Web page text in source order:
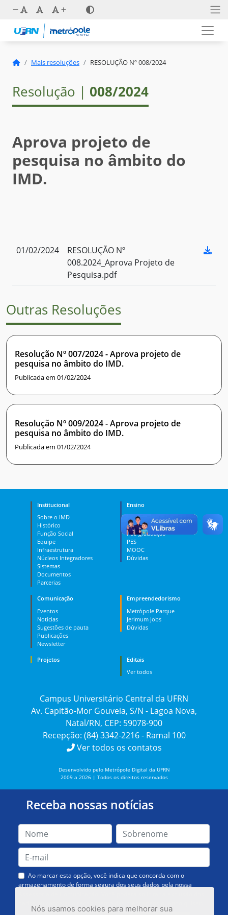
Nós usamos cookies para melhorar sua
Mais resoluções RESOLUÇÃO Nº 008/2024
Resolução | 008/2024
Aprova projeto de
pesquisa no âmbito do
IMD.
01/02/2024
RESOLUÇÃO Nº
008.2024_Aprova Projeto de
Pesquisa.pdf
Outras Resoluções
Resolução Nº 007/2024 - Aprova projeto de
pesquisa no âmbito do IMD.
Publicada em 01/02/2024
Resolução Nº 009/2024 - Aprova projeto de
pesquisa no âmbito do IMD.
Publicada em 01/02/2024
Institucional
Sobre o IMD
Histórico
Função Social
Equipe
Infraestrutura
Núcleos Integradores
Sistemas
Documentos
Parcerias
Ensino
Curso Técnico
Graduação
Pós-graduação
PES
MOOC
Dúvidas
Comunicação
Eventos
Notícias
Sugestões de pauta
Publicações
Newsletter
Empreendedorismo
Metrópole Parque
Jerimum Jobs
Dúvidas
Projetos
Editais
Ver todos
Campus Universitário Central da UFRN
Av. Capitão-Mor Gouveia, S/N - Lagoa Nova,
Natal/RN, CEP: 59078-900
Recepção: (84) 3342-2216 - Ramal 100
Ver todos os contatos
Desenvolvido pelo Metrópole Digital da UFRN
2009 a 2026 | Todos os direitos reservados
Receba nossas notícias
Ao marcar esta opção, você indica que concorda com o
armazenamento de forma segura dos seus dados pela nossa